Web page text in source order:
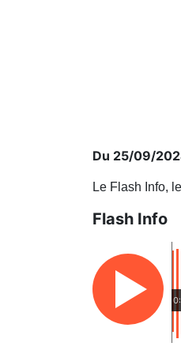
Du 25/09/
Le Flash Info,
Flash Info